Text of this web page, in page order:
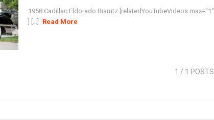
1958 Cadillac Eldorado Biarritz [relatedYouTubeVideos max="1"
] [...]
Read More
1 / 1 POSTS